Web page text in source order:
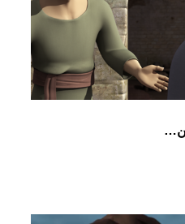
الابن الضال يطلب حصَّته من الميراث